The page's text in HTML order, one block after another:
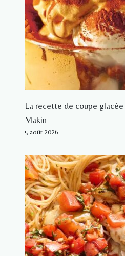
La recette de coupe
Makin
5 août 2026